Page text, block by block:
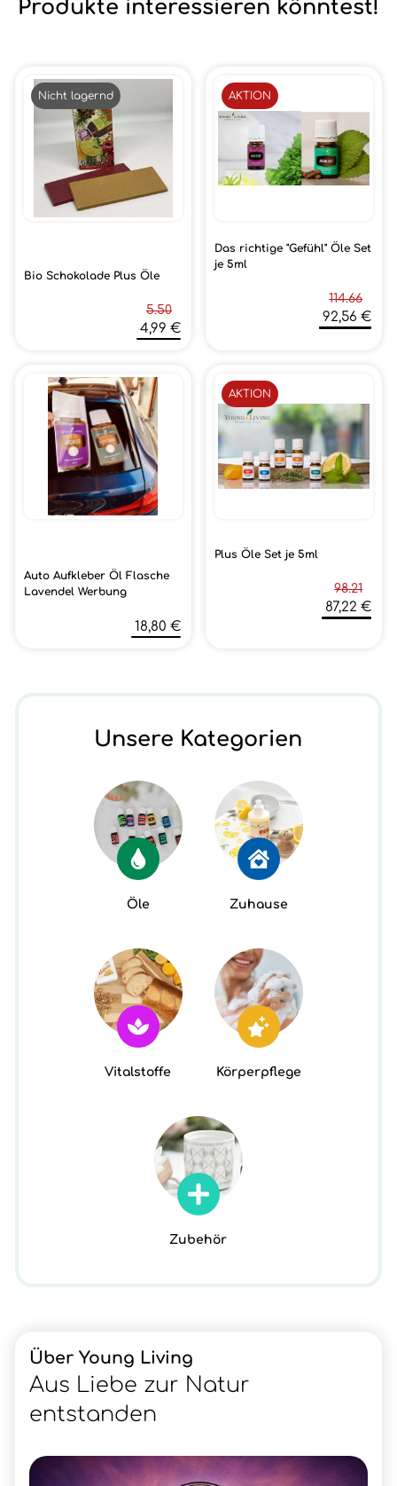
Produkte interessieren könntest!
Bio Schokolade Plus Öle
5.50
4,99 €
Nicht lagernd
Das richtige "Gefühl" Öle Set
je 5ml
114.66
92,56 €
AKTION
Auto Aufkleber Öl Flasche
Lavendel Werbung
18,80 €
Plus Öle Set je 5ml
98.21
87,22 €
AKTION
Unsere Kategorien
Öle Zuhause
Vitalstoffe Körperpflege
Zubehör
Über Young Living
Aus Liebe zur Natur
entstanden